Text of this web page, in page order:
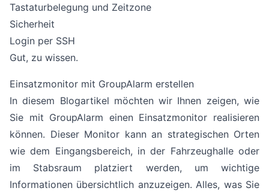
Tastaturbelegung und Zeitzone
Sicherheit
Login per SSH
Gut, zu wissen.
Einsatzmonitor mit GroupAlarm erstellen
In diesem Blogartikel möchten wir Ihnen zeigen, wie
Sie mit GroupAlarm einen Einsatzmonitor realisieren
können. Dieser Monitor kann an strategischen Orten
wie dem Eingangsbereich, in der Fahrzeughalle oder
im Stabsraum platziert werden, um wichtige
Informationen übersichtlich anzuzeigen. Alles, was Sie